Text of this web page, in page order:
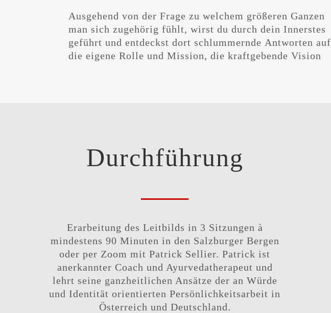
Ausgehend von der Frage zu welchem größeren Ganzen
man sich zugehörig fühlt, wirst du durch dein Innerstes
geführt und entdeckst dort schlummernde Antworten auf
die eigene Rolle und Mission, die kraftgebende Vision
und die unverrückbaren Werte, sowie die all das
Durchführung
Erarbeitung des Leitbilds in 3 Sitzungen à
mindestens 90 Minuten in den Salzburger Bergen
oder per Zoom mit Patrick Sellier. Patrick ist
anerkannter Coach und Ayurvedatherapeut und
lehrt seine ganzheitlichen Ansätze der an Würde
und Identität orientierten Persönlichkeitsarbeit in
Österreich und Deutschland.